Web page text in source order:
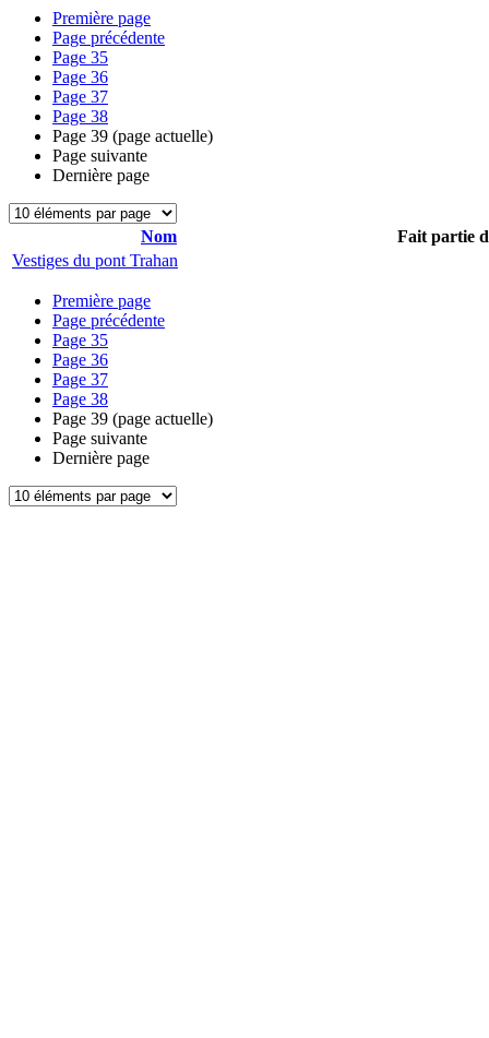
Première page
Page précédente
Page 35
Page 36
Page 37
Page 38
Page 39 (page actuelle)
Page suivante
Dernière page
Nom
Fait partie
Vestiges du pont Trahan
Première page
Page précédente
Page 35
Page 36
Page 37
Page 38
Page 39 (page actuelle)
Page suivante
Dernière page